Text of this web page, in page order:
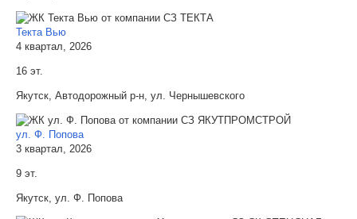
Текта Вью
4 квартал, 2026
16 эт.
Якутск, Автодорожный р-н, ул. Чернышевского
ул. Ф. Попова
3 квартал, 2026
9 эт.
Якутск, ул. Ф. Попова